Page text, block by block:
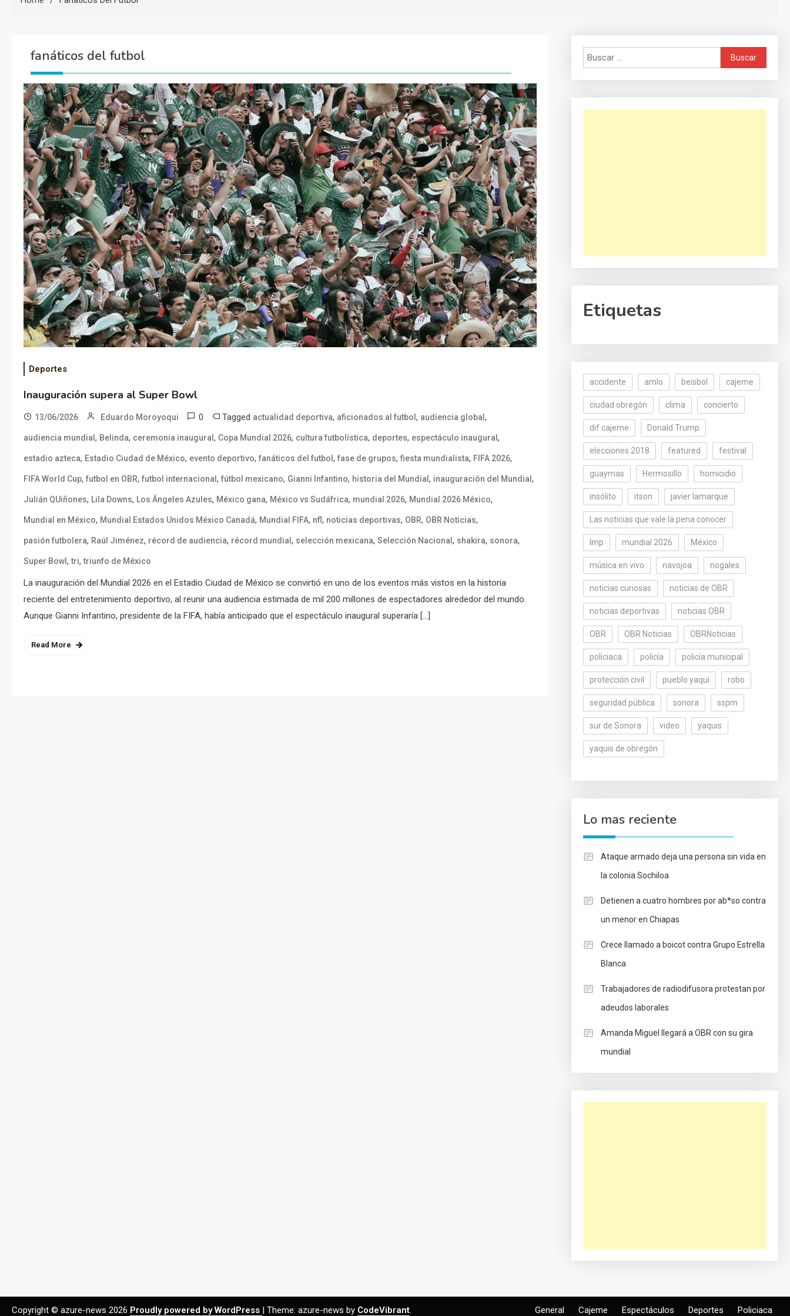
fanáticos del futbol
Deportes
Inauguración supera al Super Bowl
13/06/2026 Eduardo Moroyoqui 0 Tagged actualidad deportiva, aficionados al futbol , audiencia global ,
audiencia mundial , Belinda, ceremonia inaugural , Copa Mundial 2026, cultura futbolística, deportes, espectáculo inaugural ,
estadio azteca, Estadio Ciudad de México, evento deportivo, fanáticos del futbol , fase de grupos, fiesta mundialista, FIFA 2026,
FIFA World Cup, futbol en OBR, futbol internacional , fútbol mexicano, Gianni Infantino, historia del Mundial , inauguración del Mundial ,
Julián QUiñones, Lila Downs, Los Ángeles Azules, México gana, México vs Sudáfrica, mundial 2026, Mundial 2026 México,
Mundial en México, Mundial Estados Unidos México Canadá, Mundial FIFA, nfl, noticias deportivas, OBR, OBR Noticias,
pasión futbolera, Raúl Jiménez, récord de audiencia, récord mundial , selección mexicana, Selección Nacional , shakira, sonora,
Super Bowl ,tri,triunfo de México
La inauguración del Mundial 2026 en el Estadio Ciudad de México se convirtió en uno de los eventos más vistos en la historia
reciente del entretenimiento deportivo, al reunir una audiencia estimada de mil 200 millones de espectadores alrededor del mundo.
Aunque Gianni Infantino, presidente de la FIFA, había anticipado que el espectáculo inaugural superaría […]
Read More
Buscar:
Etiquetas
accidente amlo beisbol cajeme
ciudad obregón clima concierto
dif cajeme Donald Trump
elecciones 2018 featured festival
guaymas Hermosillo homicidio
insólito itson javier lamarque
Las noticias que vale la pena conocer
lmp mundial 2026 México
música en vivo navojoa nogales
noticias curiosas noticias de OBR
noticias deportivas noticias OBR
OBR OBR Noticias OBRNoticias
policiaca policía policía municipal
protección civil pueblo yaqui robo
seguridad pública sonora sspm
sur de Sonora video yaquis
yaquis de obregón
Lo mas reciente
Ataque armado deja una persona sin vida en
la colonia Sochiloa
Detienen a cuatro hombres por ab*so contra
un menor en Chiapas
Crece llamado a boicot contra Grupo Estrella
Blanca
Trabajadores de radiodifusora protestan por
adeudos laborales
Amanda Miguel llegará a OBR con su gira
mundial
Copyright © azure-news 2026 Proudly powered by WordPress | Theme: azure-news by CodeVibrant. General Cajeme Espectáculos Deportes Policiaca